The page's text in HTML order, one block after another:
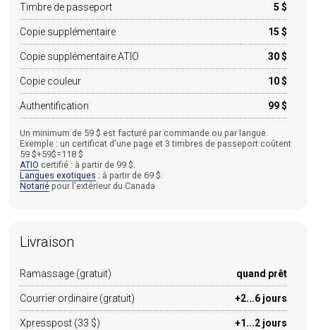
Timbre de passeport 5 $
Copie supplémentaire 15 $
Copie supplémentaire ATIO 30 $
Copie couleur 10 $
Authentification 99 $
Un minimum de 59 $ est facturé par commande ou par langue.
Exemple : un certificat d'une page et 3 timbres de passeport coûtent
59 $+59$=118 $
ATIO certifié : à partir de 99 $.
Langues exotiques : à partir de 69 $.
Notarié pour l'extérieur du Canada
Livraison
Ramassage (gratuit) quand prêt
Courrier ordinaire (gratuit) +2...6 jours
Xpresspost (33 $) +1...2 jours